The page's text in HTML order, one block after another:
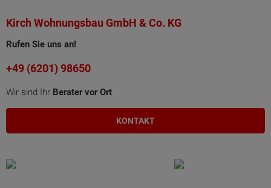
Kirch Wohnungsbau GmbH & Co. KG
Rufen Sie uns an!
+49 (6201) 98650
Wir sind Ihr Berater vor Ort
KONTAKT